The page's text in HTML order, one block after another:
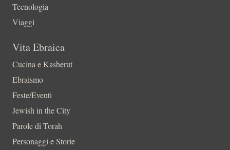
Tecnologia
Viaggi
Vita Ebraica
Cucina e Kasherut
Ebraismo
Feste/Eventi
Jewish in the City
Parole di Torah
Personaggi e Storie